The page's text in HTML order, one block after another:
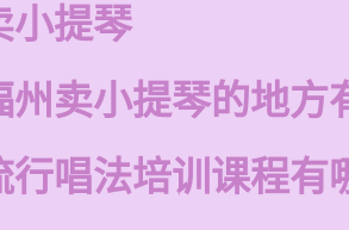
小提琴
州卖小提琴的地方
行唱法培训课程有